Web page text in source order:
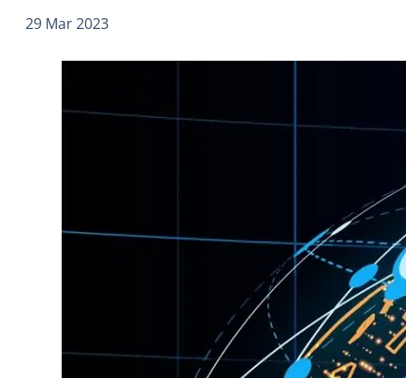
29 Mar 2023